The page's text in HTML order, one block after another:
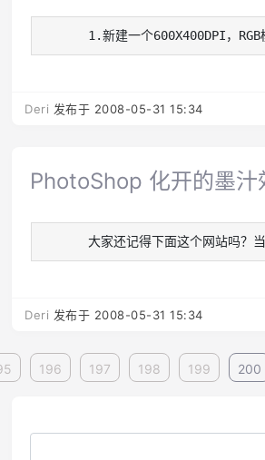
　　1.新建一个600X400DPI，RGB
Deri 发布于 2008-05-31 15:34
PhotoShop 化开的墨汁
　　大家还记得下面这个网站吗？
Deri 发布于 2008-05-31 15:34
196 197 198 199 200